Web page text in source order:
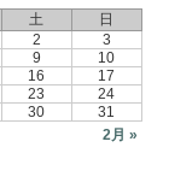
土 日
2月 »
2
3
9
10
16
17
23
24
30 31